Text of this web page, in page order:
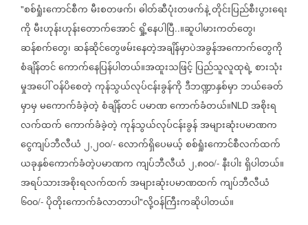
"စစ်ရှုံးကောင်စီကမီးစတဖက်၊ဓါတ်ဆီပုံးတဖက်နဲ့တိုင်းပြည်စီးပွားရေး
ကိုမီးဟုန်းဟုန်းတောက်အောင်ရှို့နေပါပြီ..။ဆူပါမားကတ်တွေ၊
ဆန်စက်တွေ၊ဆန်ဆိုင်တွေဖမ်းနေတဲ့အချိန်မှာပဲအခွန်အကောက်တွေကို
စံချိန်တင်ကောက်နေပြန်ပါတယ်။အထူးသဖြင့်ပြည်သူလူထုရဲ့စားသုံး
မှုအပေါ်ဝန်ပိစေတဲ့ကုန်သွယ်လုပ်ငန်းခွန်ကိုဒီဘဏ္ဍာနှစ်မှာဘယ်ခေတ်
မှာမှမကောက်ခံခဲ့တဲ့စံချိန်တင်ပမာဏကောက်ခံတယ်။NLD အစိုးရ
လက်ထက်ကောက်ခံခဲ့တဲ့ကုန်သွယ်လုပ်ငန်းခွန်အများဆုံးပမာဏက
ငွေကျပ်ဘီလီယံ၂,၂၀၀/- လောက်ရှိပေမယ့်စစ်ရှုံးကောင်စီလက်ထက်
ယခုနှစ်ကောက်ခံတဲ့ပမာဏကကျပ်ဘီလီယံ၂,၈၀၀/- နီးပါးရှိပါတယ်။
အရပ်သားအစိုးရလက်ထက်အများဆုံးပမာဏထက်ကျပ်ဘီလီယံ
၆၀၀/- ပိုတိုးကောက်ခံလာတာပါ"လို့ဝန်ကြီးကဆိုပါတယ်။